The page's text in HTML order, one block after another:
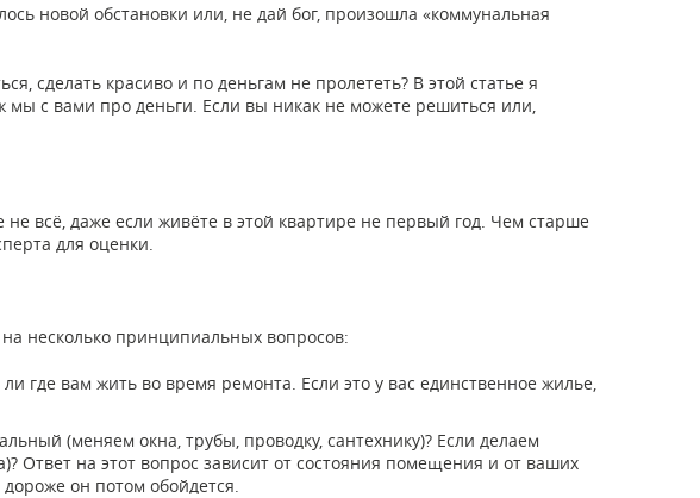
новой обстановки или, не дай бог, произошла «коммунальная
сделать красиво и по деньгам не пролететь? В этой статье я
с вами про деньги. Если вы никак не можете решиться или,
всё, даже если живёте в этой квартире не первый год. Чем старше
для оценки.
несколько принципиальных вопросов:
где вам жить во время ремонта. Если это у вас единственное жилье,
(меняем окна, трубы, проводку, сантехнику)? Если делаем
Ответ на этот вопрос зависит от состояния помещения и от ваших
он потом обойдется.